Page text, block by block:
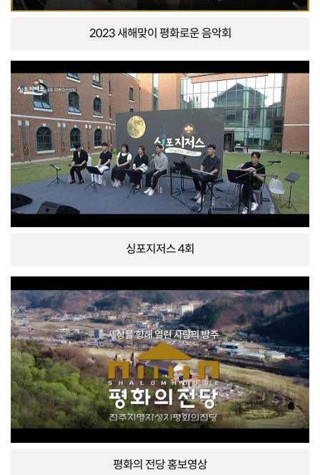
2023 새해맞이 평화로운 음악회
싱포지저스 4회
평화의 전당 홍보영상